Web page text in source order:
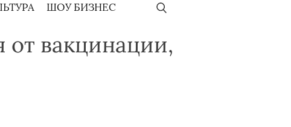
ШОУ БИЗНЕС
от вакцинации,